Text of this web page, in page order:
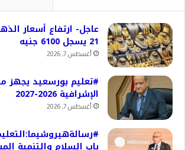
عاجل- ارتفاع أسعار
21 يسجل 6100 جنيه
أغسطس 7, 2026
#تعليم بورسعيد يجهز
الإشرافية 2026-2027
أغسطس 7, 2026
باب السلام والتنمية